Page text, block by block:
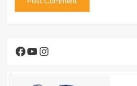
Facebook
YouTube
Instagram